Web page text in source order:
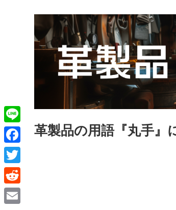
革製品の用語『丸手』
L
i
n
e
F
a
c
e
T
w
i
R